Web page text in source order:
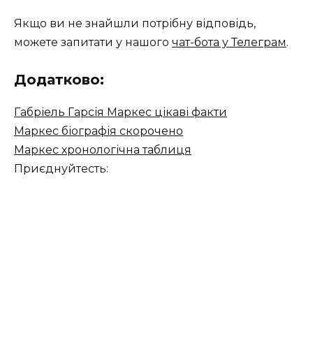
Якщо ви не знайшли потрібну відповідь,
можете запитати у нашого чат-бота у Телеграм.
Додатково:
Габріель Гарсія Маркес цікаві факти
Маркес біографія скорочено
Маркес хронологічна таблиця
Приєднуйтесть: